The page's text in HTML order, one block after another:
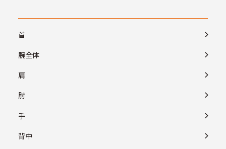
首
腕全体
肩
肘
手
背中